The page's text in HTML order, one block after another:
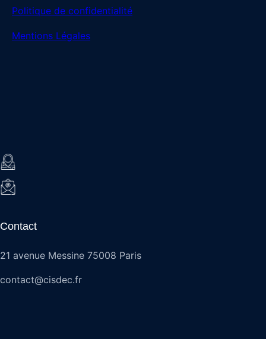
Politique de confidentialité
Mentions Légales
Contact
21 avenue Messine 75008 Paris
contact@cisdec.fr